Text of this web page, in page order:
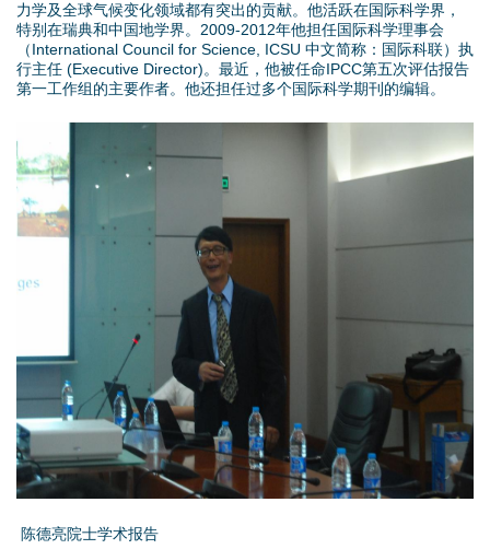
w
n
e
n
u
力学及全球气候变化领域都有突出的贡献。他活跃在国际科学界，
特别在瑞典和中国地学界。2009-2012年他担任国际科学理事会
（International Council for Science, ICSU 中文简称：国际科联）执
行主任 (Executive Director)。最近，他被任命IPCC第五次评估报告
第一工作组的主要作者。他还担任过多个国际科学期刊的编辑。
陈德亮院士学术报告